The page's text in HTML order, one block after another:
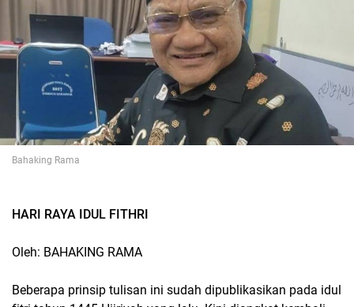
Bahaking Rama
HARI RAYA IDUL FITHRI
Oleh: BAHAKING RAMA
Beberapa prinsip tulisan ini sudah dipublikasikan pada idul